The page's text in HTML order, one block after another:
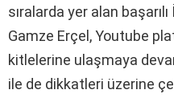
sıralarda yer alan
Gamze Erçel, Youtube
kitlelerine ulaşmaya
ile de dikkatleri üzerine